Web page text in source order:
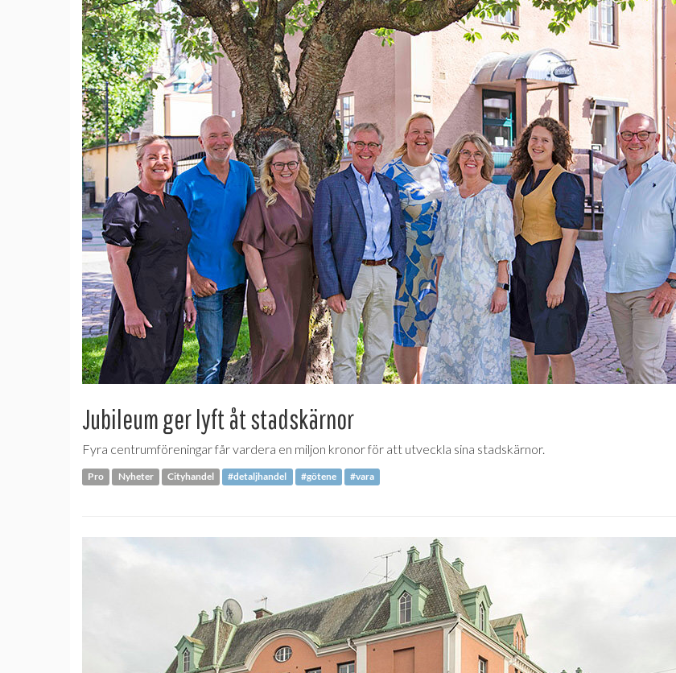
Jubileum ger lyft åt stadskärnor
Fyra centrumföreningar får vardera en miljon kronor för att utveckla sina stadskärnor.
Pro Nyheter Cityhandel #detaljhandel #götene #vara